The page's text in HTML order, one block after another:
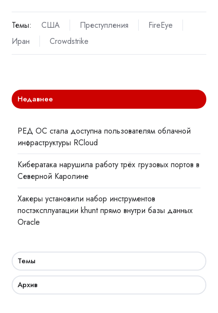
Темы: США Преступления
FireEye
Иран
Crowdstrike
Недавнее
РЕД ОС стала доступна пользователям облачной
инфраструктуры RCloud
Кибератака нарушила работу трёх грузовых портов в
Северной Каролине
Хакеры установили набор инструментов
постэксплуатации khunt прямо внутри базы данных
Oracle
Темы
Архив